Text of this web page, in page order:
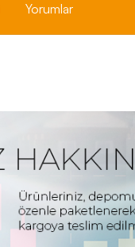
Yorumlar